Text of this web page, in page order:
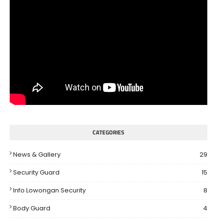
CATEGORIES
News & Gallery
29
Security Guard
15
Info Lowongan Security
8
Body Guard
4